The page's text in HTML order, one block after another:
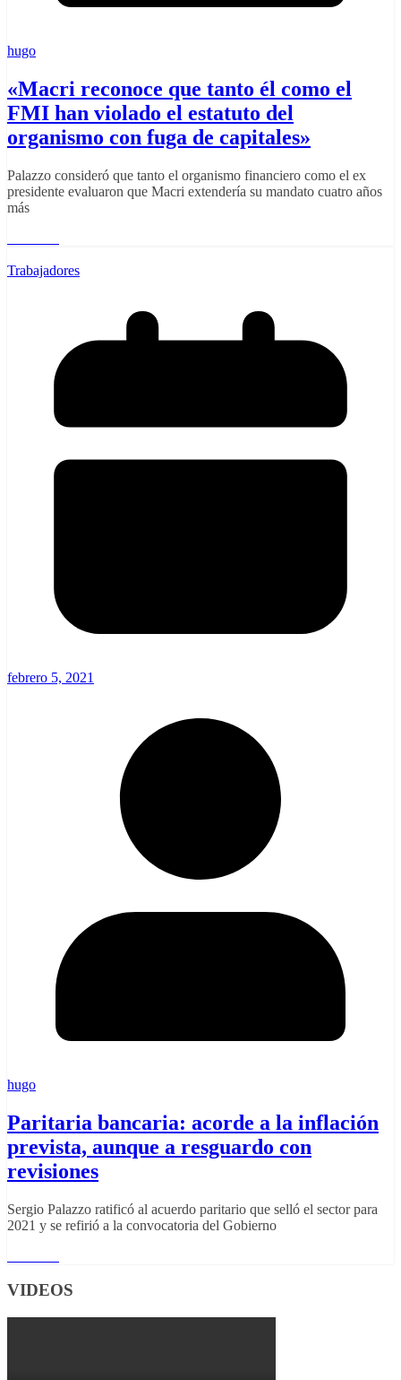
hugo
«Macri reconoce que tanto él como el
FMI han violado el estatuto del
organismo con fuga de capitales»
Palazzo consideró que tanto el organismo financiero como el ex
presidente evaluaron que Macri extendería su mandato cuatro años
más
Trabajadores
febrero 5, 2021
hugo
Paritaria bancaria: acorde a la inflación
prevista, aunque a resguardo con
revisiones
Sergio Palazzo ratificó al acuerdo paritario que selló el sector para
2021 y se refirió a la convocatoria del Gobierno
VIDEOS